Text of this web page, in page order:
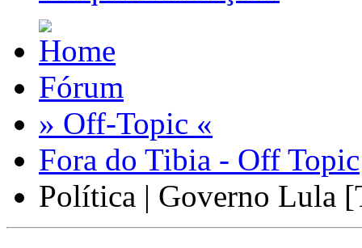
Fórum
» Off-Topic «
Fora do Tibia - Off Topic
Política | Governo Lula